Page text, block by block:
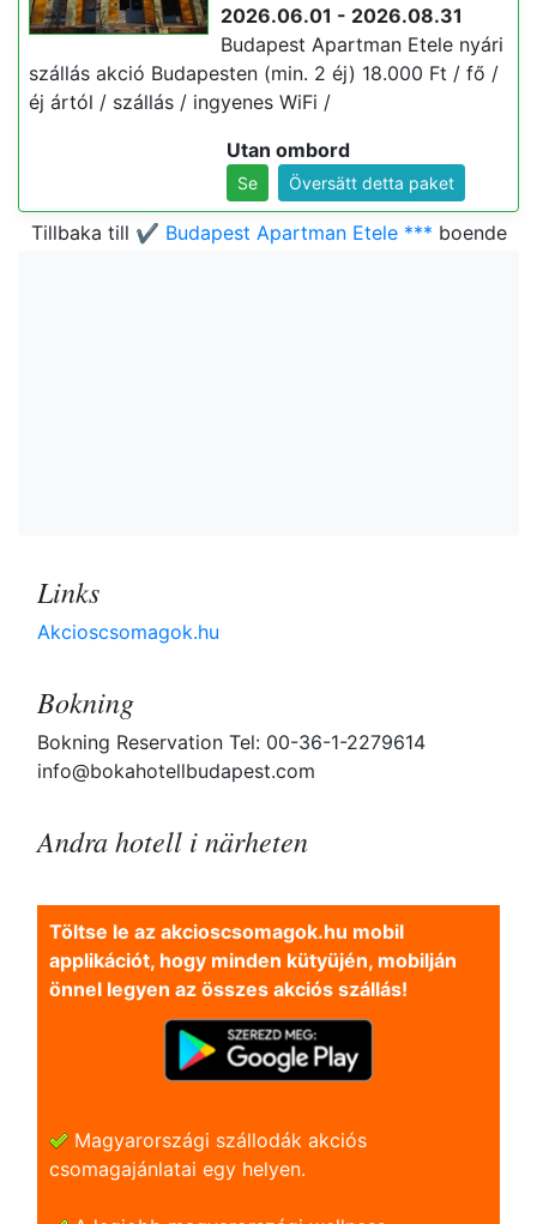
2026.06.01 - 2026.08.31
Budapest Apartman Etele nyári
szállás akció Budapesten (min. 2 éj) 18.000 Ft / fő /
éj ártól / szállás / ingyenes WiFi /
Utan ombord
Se Översätt detta paket
Tillbaka till ✔️ Budapest Apartman Etele *** boende
Links
Akcioscsomagok.hu
Bokning
Bokning Reservation Tel: 00-36-1-2279614
info@bokahotellbudapest.com
Andra hotell i närheten
Töltse le az akcioscsomagok.hu mobil
applikációt, hogy minden kütyüjén, mobilján
önnel legyen az összes akciós szállás!
Magyarországi szállodák akciós
csomagajánlatai egy helyen.